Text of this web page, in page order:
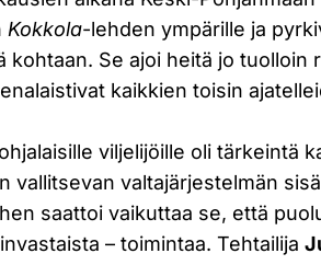
Kokkola-lehden ympärille ja
kohtaan. Se ajoi heitä jo
kaikkien toisin
viljelijöille oli tärkeintä
vallitsevan valtajärjestelmän
saattoi vaikuttaa se, että
– toimintaa. Tehtailija